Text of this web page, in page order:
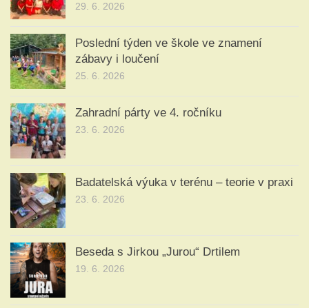
29. 6. 2026
Poslední týden ve škole ve znamení
zábavy i loučení
25. 6. 2026
Zahradní párty ve 4. ročníku
23. 6. 2026
Badatelská výuka v terénu – teorie v praxi
23. 6. 2026
Beseda s Jirkou „Jurou“ Drtilem
19. 6. 2026